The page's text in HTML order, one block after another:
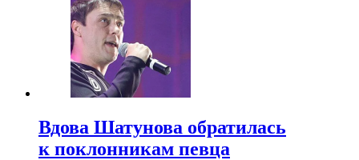
Вдова Шатунова обратилась
к поклонникам певца